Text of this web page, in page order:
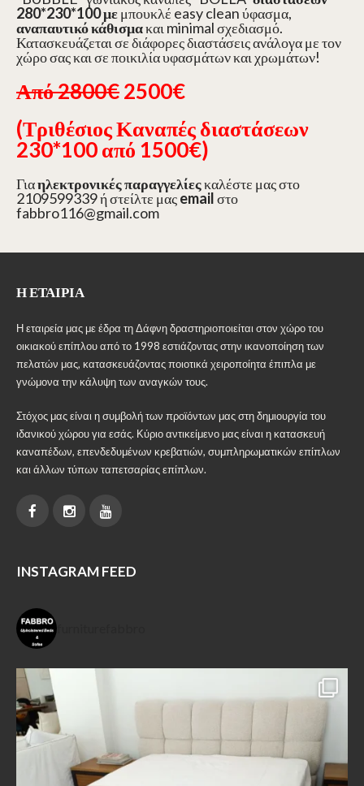
280*230*100 μεμπουκλέ easy clean ύφασμα,
αναπαυτικό κάθισμακαι minimal σχεδιασμό.
Κατασκευάζεται σε διάφορες διαστάσεις ανάλογα με τον
χώρο σας και σε ποικιλία υφασμάτων και χρωμάτων!
Από 2800€2500€
(Τριθέσιος Καναπές διαστάσεων
230*100 από 1500€)
Γιαηλεκτρονικές παραγγελίεςκαλέστε μας στο
2109599339 ή στείλτε μαςemailστο
fabbro116@gmail.com
Η ΕΤΑΙΡΊΑ
Η εταιρεία μας με έδρα τη Δάφνη δραστηριοποιείται στον χώρο του
οικιακού επίπλου από το 1998 εστιάζοντας στην ικανοποίηση των
πελατών μας, κατασκευάζοντας ποιοτικά χειροποίητα έπιπλα με
γνώμονα την κάλυψη των αναγκών τους.
Στόχος μας είναι η συμβολή των προϊόντων μας στη δημιουργία του
ιδανικού χώρου για εσάς. Κύριο αντικείμενο μας είναι η κατασκευή
καναπέδων, επενδεδυμένων κρεβατιών, συμπληρωματικών επίπλων
και άλλων τύπων ταπετσαρίας επίπλων.
INSTAGRAM FEED